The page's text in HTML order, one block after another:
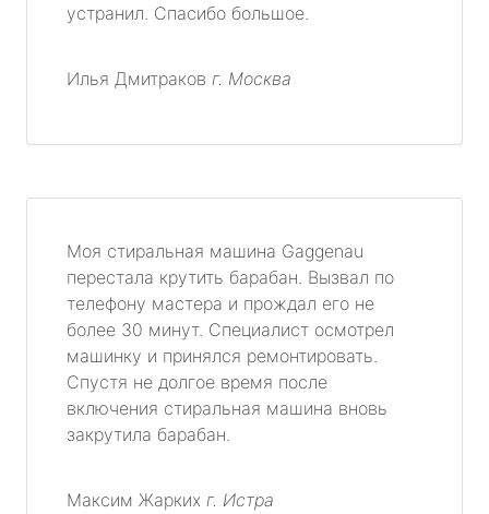
устранил. Спасибо большое.
Илья Дмитраков г. Москва
Моя стиральная машина Gaggenau
перестала крутить барабан. Вызвал по
телефону мастера и прождал его не
более 30 минут. Специалист осмотрел
машинку и принялся ремонтировать.
Спустя не долгое время после
включения стиральная машина вновь
закрутила барабан.
Максим Жарких г. Истра